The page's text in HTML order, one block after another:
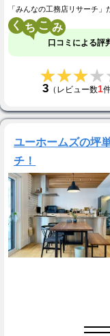
「みんなの工務店リサーチ
く こ
口コミによる評
3（レビュー数1
ユーホームズの坪
チ！